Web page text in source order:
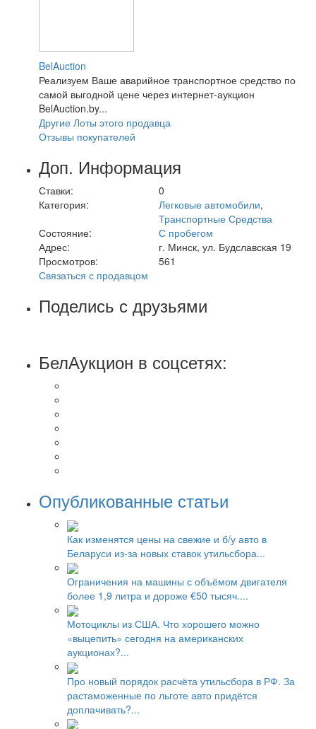
BelAuction
Реализуем Ваше аварийное транспортное средство по
самой выгодной цене через интернет-аукцион
BelAuction.by...
Другие Лоты этого продавца
Отзывы покупателей
Доп. Информация
Ставки:
0
Категория:
Легковые автомобили,
Транспортные Средства
Состояние:
С пробегом
Адрес:
г. Минск, ул. Будславская 19
Просмотров:
561
Связаться с продавцом
Поделись с друзьями
БелАукцион в соцсетях:
Опубликованные статьи
Как изменятся цены на свежие и б/у авто в
Беларуси из-за новых ставок утильсбора...
Ограничения на машины с объёмом двигателя
более 1,9 литра и дороже €50 тысяч....
Мотоциклы из США. Что хорошего можно
«выцепить» сегодня на американских
аукционах?...
Про новый порядок расчёта утильсбора в РФ. За
растаможенные по льготе авто придётся
доплачивать?...